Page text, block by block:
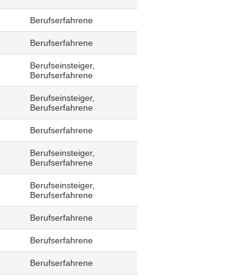
Berufserfahrene
Berufserfahrene
Berufseinsteiger,
Berufserfahrene
Berufseinsteiger,
Berufserfahrene
Berufserfahrene
Berufseinsteiger,
Berufserfahrene
Berufseinsteiger,
Berufserfahrene
Berufserfahrene
Berufserfahrene
Berufserfahrene